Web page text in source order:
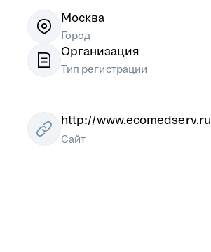
Москва
Город
Организация
Тип регистрации
http://www.ecomedserv.ru
Сайт